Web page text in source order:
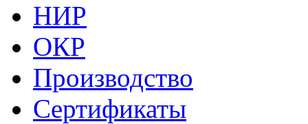
НИР
ОКР
Производство
Сертификаты